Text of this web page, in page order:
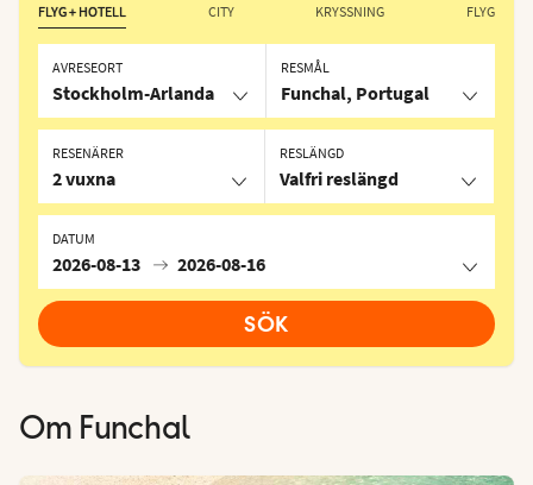
FLYG + HOTELL CITY KRYSSNING FLYG
AVRESEORT
Stockholm-Arlanda
RESMÅL
Funchal, Portugal
RESLÄNGD
Valfri reslängd
DATUM
2026-08-13 2026-08-16
RESENÄRER
2 vuxna
SÖK
Om Funchal